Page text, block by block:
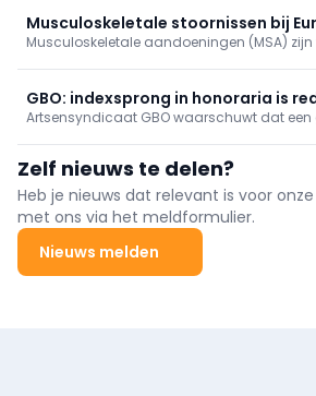
Musculoskeletale stoornissen bij
verpleegkundigen
Musculoskeletale aandoeningen (MSA)
GBO: indexsprong in honoraria is
op te zeggen
Artsensyndicaat GBO waarschuwt dat een
Zelf nieuws te delen?
Heb je nieuws dat relevant is voor
met ons via het meldformulier.
Nieuws melden